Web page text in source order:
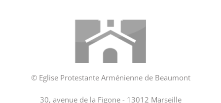
© Eglise Protestante Arménienne de Beaumont
30, avenue de la Figone - 13012 Marseille